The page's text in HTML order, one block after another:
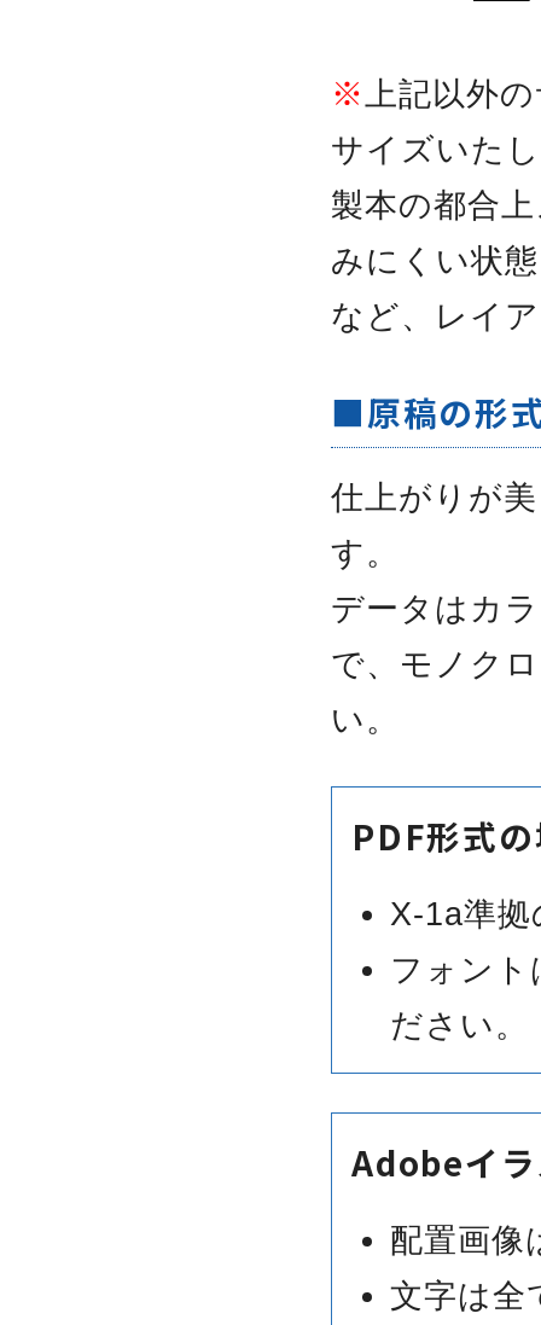
※上記以外
サイズいた
製本の都合上
みにくい状
など、レイ
■原稿の形
仕上がりが
す。
データはカ
で、モノク
い。
PDF形式
X-1a準
フォント
ださい。
Adobeイ
配置画像
文字は全